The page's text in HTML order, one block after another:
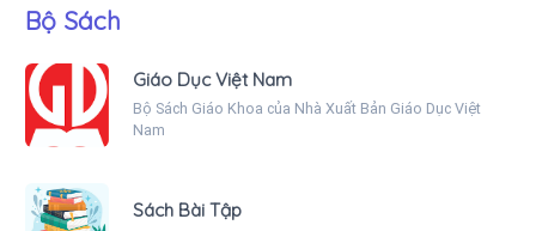
Bộ Sách
Giáo Dục Việt Nam
Bộ Sách Giáo Khoa của Nhà Xuất Bản Giáo Dục Việt
Nam
Sách Bài Tập